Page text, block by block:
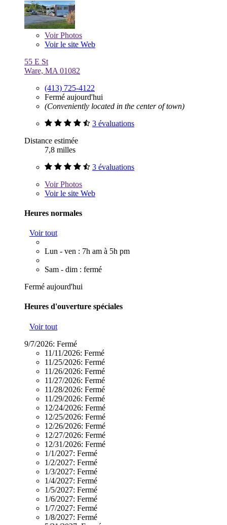
VoirPhotos
Voir le site Web
55 E St
Ware, MA 01082
(413) 725-4122
Fermé aujourd'hui
(Conveniently located in the center of town)
3 évaluations
Distance estimée
7,8 milles
3 évaluations
VoirPhotos
Voir le site Web
Heures normales
Voir tout
Lun - ven : 7h am à 5h pm
Sam - dim : fermé
Fermé aujourd'hui
Heures d'ouverture spéciales
Voir tout
9/7/2026: Fermé
11/11/2026: Fermé
11/25/2026: Fermé
11/26/2026: Fermé
11/27/2026: Fermé
11/28/2026: Fermé
11/29/2026: Fermé
12/24/2026: Fermé
12/25/2026: Fermé
12/26/2026: Fermé
12/27/2026: Fermé
12/31/2026: Fermé
1/1/2027: Fermé
1/2/2027: Fermé
1/3/2027: Fermé
1/4/2027: Fermé
1/5/2027: Fermé
1/6/2027: Fermé
1/7/2027: Fermé
1/8/2027: Fermé